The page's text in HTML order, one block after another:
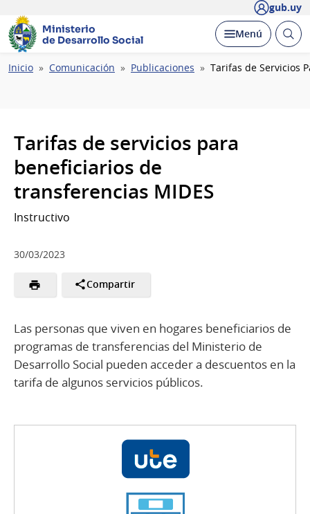
gub.uy
Ministerio
de Desarrollo Social
Desplegar
Menú Abrir
Ruta
Inicio Comunicación Publicaciones Tarifas de Servicios
Tarifas de servicios para
beneficiarios de
transferencias MIDES
Instructivo
30/03/2023
Compartir
Las personas que viven en hogares beneficiarios de
programas de transferencias del Ministerio de
Desarrollo Social pueden acceder a descuentos en la
tarifa de algunos servicios públicos.